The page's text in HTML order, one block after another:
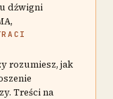
dźwigni
rozumiesz, jak
Treści na